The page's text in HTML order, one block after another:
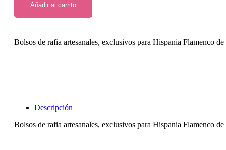
Añadir al carrito
Bolsos de rafia artesanales, exclusivos para Hispania Flamenco de
Descripción
Bolsos de rafia artesanales, exclusivos para Hispania Flamenco de